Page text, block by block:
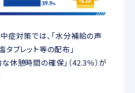
症対策では、「水分補給の声
タブレット等の配布」
な休憩時間の確保」（42.3％）が